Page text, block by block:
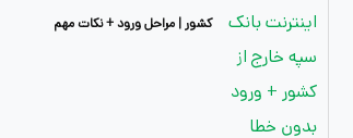
کشور | مراحل ورود + نکات مهم